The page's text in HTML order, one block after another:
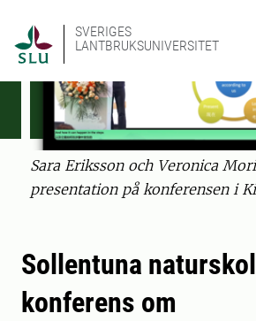
SVERIGES
LANTBRUKSUNIVERSITET
Sara Eriksson och Veronica
presentation på konferensen i
Sollentuna
konferens om